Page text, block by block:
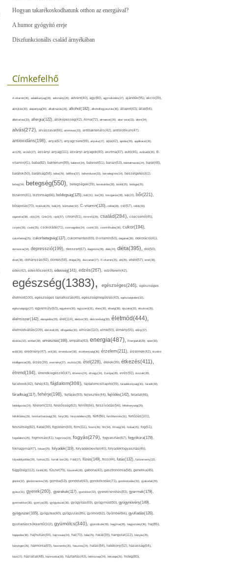
Hogyan takarékoskodhatunk otthon az energiával?
A humor gyógyító ereje
Diszfunkcionális család árnyékában
Címkefelhő
A-vitamin(36), adalékanyag(28), adomány(26), advent(40), agy(80), agyműködés(27), ajándék(95), akció(39),
aktivitás(30), alapanyag(30), alkalmazás(28), alkohol(182), alkoholfogyasztás(36), állapot(43), állat(54),
állattartás(33), allergia(122), állóképesség(42), Alma(72), almaecet(26), aloe vera(33), álom(34),
alvás(272), alvászavar(66), aminosav(33), antibakteriális(42), antibiotikum(47),
antioxidáns(198), anya(67), anyagcsere(99), anyuka(27), apa(42), ápolás(29), applikáció(26),
arc(29), arcbőr(27), ásványi anyag(111), ásványi anyagok(40), asztma(47), autó(46), avokádó(36), B-
vitamin(41), baba(82), baktérium(89), balaton(34), baleset(51), banán(53), bántalmazás(24), barát(48),
barátok(50), barátság(58), béke(29), bélflóra(37), bélrendszer(33), bemelegítés(24), beszélgetés(61),
beteg(34), betegség(550), betegségek(39), bevásárlás(28), bicikli(25), biológia(25),
bizalom(41), biztonság(66), boldogság(125), bolt(31), bor(36), borogatás(28), böjt(27), bőr(221),
bőrápolás(70), brokkoli(29), buli(24), bűntudat(32), C-vitamin(120), cékla(28), cél(57), célok(30),
cigaretta(38), cikk(24), Cink(24), cipő(37), citrom(61), citromfű(26), család(284), csecsemő(45),
csípés(26), csoki(35), csokoládé(71), csomagolás(24), csont(33), csontritkulás(36), cukor(194),
cukorbeteg(25), cukorbetegség(137), cukormentes(69), D-vitamin(53), daganat(36), dekoráció(41),
demencia(34), depresszió(199), desszert(67), diagnózis(28), diák(24), diéta(395), dió(50),
divat(38), dohányzás(92), döntés(58), drága(26), duzzanat(27), E-vitamin(25), eb(26), ebéd(57), ecet(38),
édes(42), édesítőszer(43), édesség(141), edzés(267), edzőterem(42),
egészség(1383), egészséges(246), egészséges
életmód(100), egészséges táplálkozás(45), egészségmegőrzés(43), egészségtelen(32),
egészségügy(27), egyensúly(63), egyetem(30), egyszerű(31), éhes(30), éhség(38), éjszaka(33), ekcéma(26),
élelmiszer(142), elengedés(29), élet(114), életkor(30), életminőség(30), életmód(444),
életmódváltás(109), életvitel(28), elfogadás(30), elhízás(110), elme(93), élmény(55), előny(37),
elvárás(32), ember(38), emésztés(166), empátia(43), energia(487), Energiaital(29), eper(30),
erdő(36), eredmény(47), erő(36), érrendszer(36), érzékenység(36), érzelem(211), érzelmek(42), érzelmi
intelligencia(28), érzés(39), esemény(27), eszköz(28), étel(228), ételek(39), étkezés(411),
étrend(194), étrendkiegészítő(47), étterem(24), étvágy(34), Európa(28), evés(92), évszak(28),
facebook(42), fahéj(43), fájdalom(308), fájdalomcsillapító(39), fáradékonyság(30), fáradt(28),
fáradtság(117), fehérje(198), fejfájás(93), fejlesztés(44), fejlődés(142), feladat(46),
feldolgozás(24), félelem(115), felelősség(62), felnőtt(66), felszívódás(56), féltékenység(26),
feltöltődés(29), fenntarthatóság(29), fény(36), fényvédelem(28), férfi(86), fertőtlenítés(31), fertőzés(101),
feszültség(82), fiatal(39), figyelem(69), film(111), finom(26), fitt(34), fittség(34), fizikai(25), fog(51),
fogadalom(25), fogmosás(41), fogorvos(24), fogyás(279), fogyasztás(67), fogyókúra(178),
fokhagyma(47), folsav(25), folyadék(119), folyadékbevitel(40), folyadékfogyasztás(45),
folyadékpótlás(29), fontos(25), forralt bor(26), Föld(27), főzés(149), friss(44), futás(132), futóverseny(32),
függőség(112), fürdő(26), fűszer(79), fűszerek(28), gabona(42), gasztronómia(58), genetika(45),
glutén(32), gluténmentes(34), gomba(53), gondolat(43), gondolkodás(71), gondoskodás(33), gyakorlat(29),
gyász(31), gyerek(260), gyerekek(117), gyerekkor(32), gyereknevelés(83), gyermek(179),
gyermekkor(36), gyertya(28), gyógyászat(36), gyógyítás(69), gyógymód(50), gyógynövény(149),
gyógyszer(165), gyógytea(40), gyógyulás(85), gyomor(62), Gyömbér(66), gyulladás(126),
gyulladáscsökkentő(102), gyümölcs(340), gyümölcslé(28), hagyma(28), hagyomány(36), haj(85),
hajápolás(36), hajhullás(44), hajmosás(24), hal(70), hála(25), halál(39), hangulat(112), hányás(25),
hányinger(25), harmónia(69), hasmenés(35), hasznos(24), hatás(84), hatékony(52), házasság(64),
házi(27), háziállat(48), házimunka(28), háztartás(43), hétköznap(24), hétvége(25), hideg(80),